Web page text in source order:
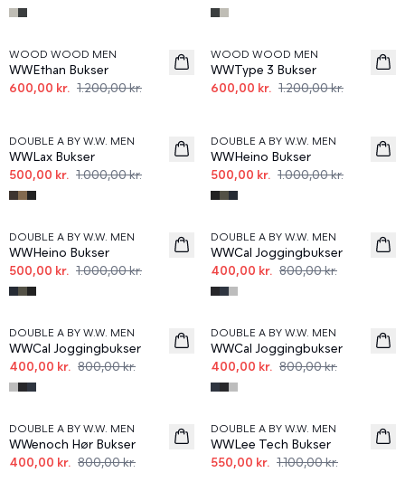
50%
WOOD WOOD MEN
WWEthan Bukser
600,00 kr. 1.200,00 kr.
50%
WOOD WOOD MEN
WWType 3 Bukser
600,00 kr. 1.200,00 kr.
DOUBLE A BY W.W. MEN
WWLax Bukser
500,00 kr. 1.000,00 kr.
DOUBLE A BY W.W. MEN
WWHeino Bukser
500,00 kr. 1.000,00 kr.
50%
DOUBLE A BY W.W. MEN
WWHeino Bukser
500,00 kr. 1.000,00 kr.
50%
DOUBLE A BY W.W. MEN
WWCal Joggingbukser
400,00 kr. 800,00 kr.
50%
DOUBLE A BY W.W. MEN
WWCal Joggingbukser
400,00 kr. 800,00 kr.
50%
DOUBLE A BY W.W. MEN
WWCal Joggingbukser
400,00 kr. 800,00 kr.
50%
DOUBLE A BY W.W. MEN
WWenoch Hør Bukser
400,00 kr. 800,00 kr.
50%
DOUBLE A BY W.W. MEN
WWLee Tech Bukser
550,00 kr. 1.100,00 kr.